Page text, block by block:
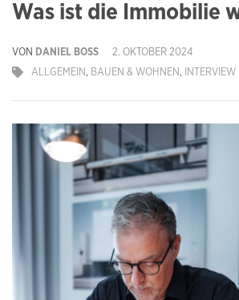
Was ist die Immobilie
VON DANIEL BOSS
2. OKTOBER 2024
ALLGEMEIN, BAUEN & WOHNEN, INTERVIEW